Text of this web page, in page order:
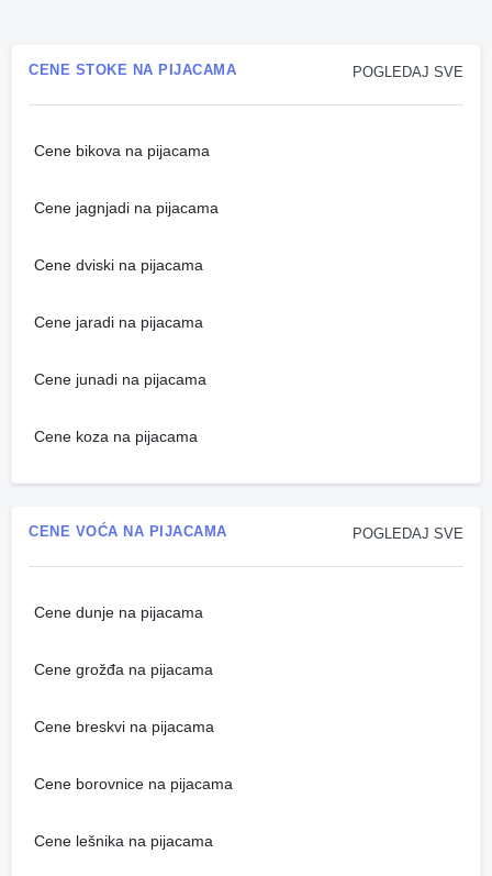
POGLEDAJ SVE
CENE STOKE NA PIJACAMA
Cene bikova na pijacama
Cene jagnjadi na pijacama
Cene dviski na pijacama
Cene jaradi na pijacama
Cene junadi na pijacama
Cene koza na pijacama
POGLEDAJ SVE
CENE VOĆA NA PIJACAMA
Cene dunje na pijacama
Cene grožđa na pijacama
Cene breskvi na pijacama
Cene borovnice na pijacama
Cene lešnika na pijacama